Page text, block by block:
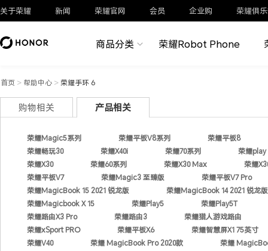
关于荣耀 新闻 荣耀官网 会员 企业购 荣耀俱
商品分类 荣耀Robot Phone
首页 > 帮助中心 > 荣耀手环 6
购物相关 产品相关
荣耀Magic5系列 荣耀平板V8系列
荣耀平板8
荣耀畅玩30
荣耀X40i 荣耀70系列
荣耀play
荣耀X30
荣耀60系列 荣耀X30 Max
荣耀
荣耀平板V7
荣耀Magic3 至臻版
荣耀平板V7 Pro
荣耀MagicBook 15 2021 锐龙版
荣耀MagicBook 14 2021 锐龙版
荣耀Magicbook X 15
荣耀Play5
荣耀Play5T
荣耀路由X3 Pro
荣耀路由3
荣耀猎人游戏路由
荣耀xSport PRO
荣耀平板X6
荣耀智慧屏X1 75英寸
荣耀V40
荣耀 MagicBook Pro 2020款
荣耀